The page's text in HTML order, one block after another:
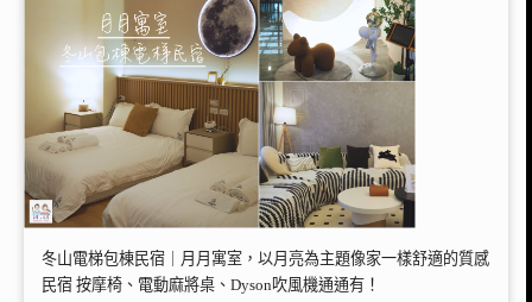
冬山電梯包棟民宿｜月月寓室，以月亮為主題像家一樣舒適的質感
民宿 按摩椅、電動麻將桌、Dyson吹風機通通有！